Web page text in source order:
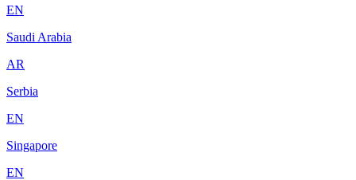
EN
Saudi Arabia
AR
Serbia
EN
Singapore
EN